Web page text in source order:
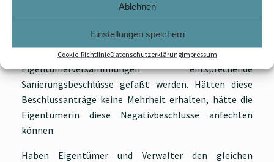
Ablehnen
Einstellungen speichern
Cookie-RichtlinieDatenschutzerklärungImpressum
Eigentümerin wegen Mietausfall gegen den Verwalter
in weiten Teilen zurückgewiesen mit einer kurzen aber
prägnanten Begründung: Die betroffenen Eigentümern
hätte ja verlangen können, dass auf
Eigentümerversammlungen entsprechende
Sanierungsbeschlüsse gefaßt werden. Hätten diese
Beschlussanträge keine Mehrheit erhalten, hätte die
Eigentümerin diese Negativbeschlüsse anfechten
können.
Haben Eigentümer und Verwalter den gleichen